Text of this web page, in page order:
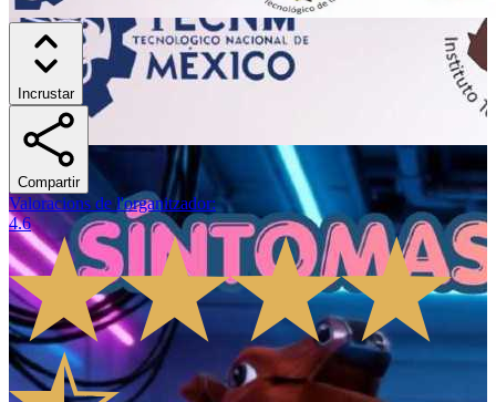
Incrustar
Compartir
Valoracions de l'organitzador:
4.6